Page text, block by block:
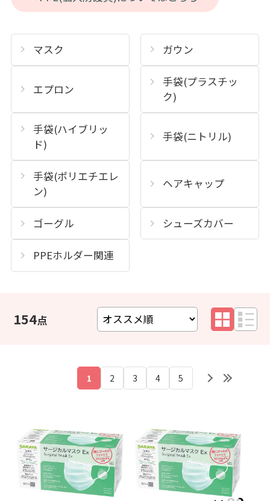
マスク ガウン
エプロン
手袋(プラスチッ
ク)
手袋(ハイブリッ
ド)
手袋(ニトリル)
手袋(ポリエチエレ
ン)
ヘアキャップ
ゴーグル シューズカバー
PPEホルダー関連
154
1 2 3 4 5